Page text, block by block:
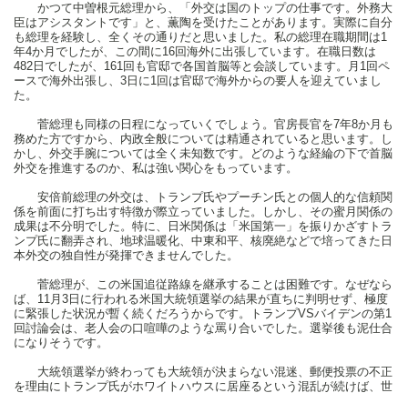
かつて中曽根元総理から、「外交は国のトップの仕事です。外務大
臣はアシスタントです」と、薫陶を受けたことがあります。実際に自分
も総理を経験し、全くその通りだと思いました。私の総理在職期間は1
年4か月でしたが、この間に16回海外に出張しています。在職日数は
482日でしたが、161回も官邸で各国首脳等と会談しています。月1回ペ
ースで海外出張し、3日に1回は官邸で海外からの要人を迎えていまし
た。
菅総理も同様の日程になっていくでしょう。官房長官を7年8か月も
務めた方ですから、内政全般については精通されていると思います。し
かし、外交手腕については全く未知数です。どのような経綸の下で首脳
外交を推進するのか、私は強い関心をもっています。
安倍前総理の外交は、トランプ氏やプーチン氏との個人的な信頼関
係を前面に打ち出す特徴が際立っていました。しかし、その蜜月関係の
成果は不分明でした。特に、日米関係は「米国第一」を振りかざすトラ
ンプ氏に翻弄され、地球温暖化、中東和平、核廃絶などで培ってきた日
本外交の独自性が発揮できませんでした。
菅総理が、この米国追従路線を継承することは困難です。なぜなら
ば、11月3日に行われる米国大統領選挙の結果が直ちに判明せず、極度
に緊張した状況が暫く続くだろうからです。トランプVSバイデンの第1
回討論会は、老人会の口喧嘩のような罵り合いでした。選挙後も泥仕合
になりそうです。
大統領選挙が終わっても大統領が決まらない混迷、郵便投票の不正
を理由にトランプ氏がホワイトハウスに居座るという混乱が続けば、世